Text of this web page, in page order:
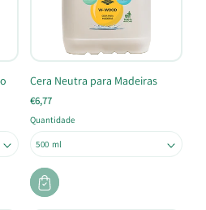
Cera Neutra para Madeiras
€6,77
Quantidade